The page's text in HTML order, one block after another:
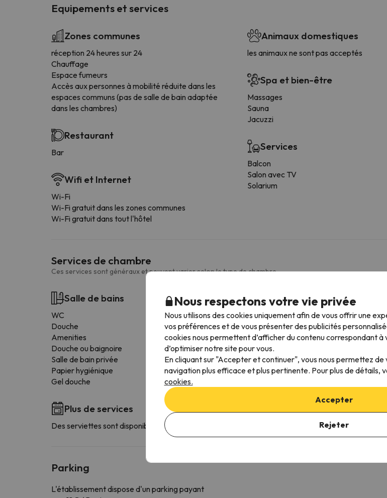
Equipements et services
Zones communes
réception 24 heures sur 24
Chauffage
Espace fumeurs
Accès aux personnes à mobilité réduite dans les
espaces communs (pas de salle de bain adaptée
dans les chambres)
Restaurant
Bar
Wifi et Internet
Wi-Fi
Wi-Fi gratuit dans les zones communes
Wi-Fi gratuit dans tout l'hôtel
Animaux domestiques
les animaux ne sont pas acceptés
Spa et bien-être
Massages
Sauna
Jacuzzi
Services
Balcon
Salon avec TV
Solarium
Services de chambre
Ces services sont généraux et peuvent varier selon le type de chambre.
Salle de bains
WC
Douche
Amenities
Douche ou baignoire
Salle de bain privée
Papier hygiénique
Gel douche
Plus de services
Des serviettes sont disponibles
Services généraux des
Sèche-cheveux
Chauffage
Service de réveil
Bouilloire
Bureau
Armoire
Parking
L'établissement dispose d'un parking payant
Nous respectons votre vie privée
Nous utilisons des cookies uniquement afin de vous offrir une
vos préférences et de vous présenter des publicités
cookies nous permettent d’afficher du contenu correspondant à
d’optimiser notre site pour vous.
En cliquant sur "Accepter et continuer", vous nous permettez
navigation plus efficace et plus pertinente. Pour plus de détails,
cookies.
Accepter
Rejeter